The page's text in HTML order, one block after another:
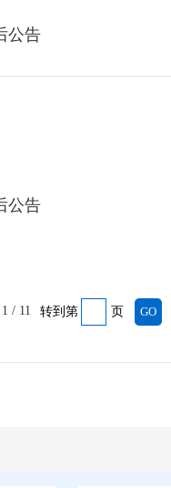
公告
公告
1 / 11 转到第 页